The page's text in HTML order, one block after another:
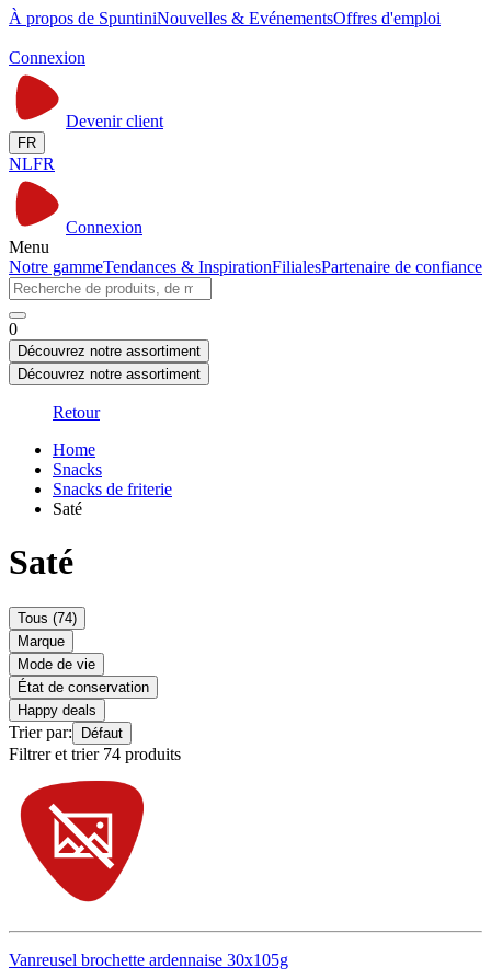
À propos de SpuntiniNouvelles & EvénementsOffres d'emploi
Connexion
Devenir client
FR
NLFR
Connexion
Menu
Notre gammeTendances & InspirationFilialesPartenaire de confiance
0
Découvrez notre assortiment
Découvrez notre assortiment
Retour
Home
Snacks
Snacks de friterie
Saté
Saté
Tous (74)
Marque
Mode de vie
État de conservation
Happy deals
Trier par: Défaut
Filtrer et trier 74 produits
Vanreusel brochette ardennaise 30x105g